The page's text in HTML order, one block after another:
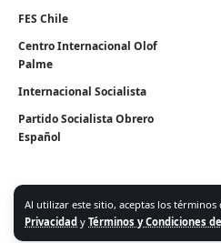
Al utilizar este sitio, aceptas los términos
Privacidad y Términos y Condiciones
FES Chile
Centro Internacional Olof
Palme
Internacional Socialista
Partido Socialista Obrero
Español
Algunos Derechos